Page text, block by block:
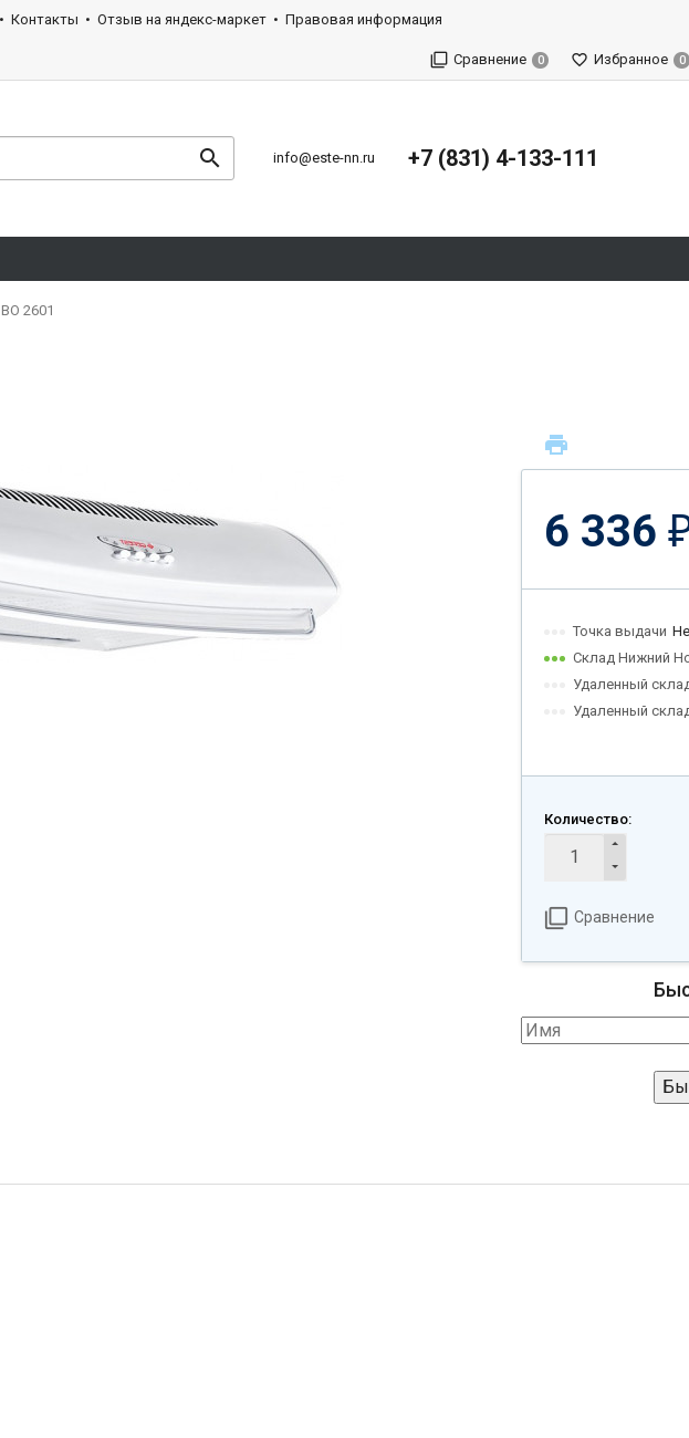
Контакты Отзыв на яндекс-маркет Правовая информация
Сравнение 0 Избранное 0
info@este-nn.ru +7 (831) 4-133-111
2601
6 336
Точка выдачи
Склад Нижний
Удаленный
Удаленный
Количество:
Сравнение